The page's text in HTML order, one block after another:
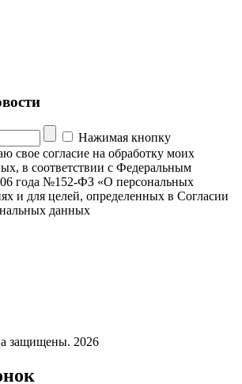
Нажимая кнопку
свое согласие на обработку моих
в соответствии с Федеральным
года №152-ФЗ «О персональных
и для целей, определенных в Согласии
данных
защищены. 2026